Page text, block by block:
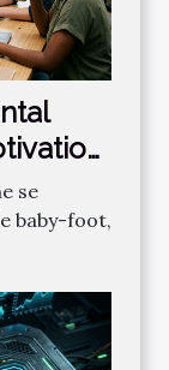
se
baby-foot,